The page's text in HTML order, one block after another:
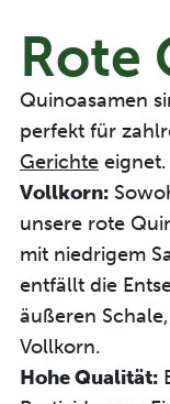
Rote
Quinoasamen
perfekt für
Gerichte eignet.
Vollkorn:
unsere rote
mit niedrigem
entfällt die
äußeren
Vollkorn.
Hohe Qualität: